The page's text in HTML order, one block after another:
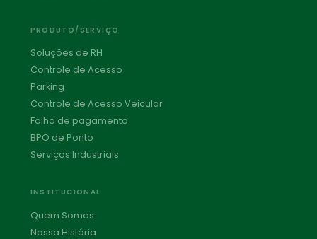
PRODUTO/SERVIÇO
Soluções de RH
Controle de Acesso
Parking
Controle de Acesso Veicular
Folha de pagamento
BPO de Ponto
Serviços Industriais
INSTITUCIONAL
Quem Somos
Nossa História